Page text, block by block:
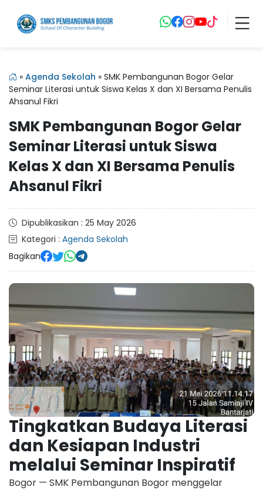
» Agenda Sekolah » SMK Pembangunan Bogor Gelar
Seminar Literasi untuk Siswa Kelas X dan XI Bersama Penulis
Ahsanul Fikri
SMK Pembangunan Bogor Gelar
Seminar Literasi untuk Siswa
Kelas X dan XI Bersama Penulis
Ahsanul Fikri
Dipublikasikan : 25 May 2026
Kategori : Agenda Sekolah
Bagikan
Tingkatkan Budaya Literasi
dan Kesiapan Industri
melalui Seminar Inspiratif
Bogor — SMK Pembangunan Bogor menggelar